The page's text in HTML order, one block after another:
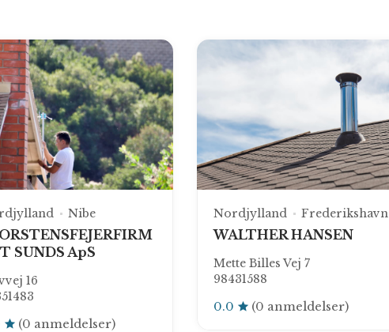
Nibe
SUNDS ApS
16
(0 anmeldelser)
Nordjylland Frederikshavn
WALTHER HANSEN
Mette Billes Vej 7
98431588
0.0 (0 anmeldelser)